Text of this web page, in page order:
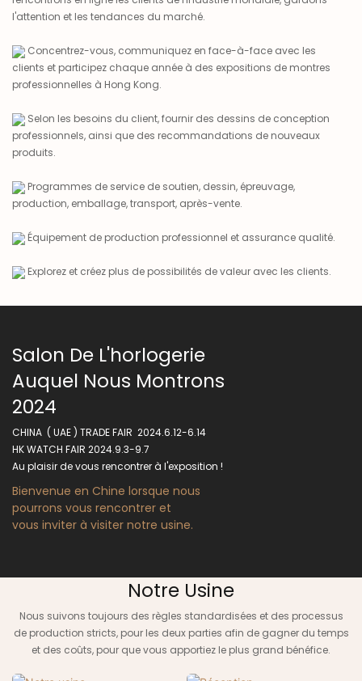
l'attention et les tendances du marché.
Concentrez-vous, communiquez en face-à-face avec les
clients et participez chaque année à des expositions de montres
professionnelles à Hong Kong.
Selon les besoins du client, fournir des dessins de conception
professionnels, ainsi que des recommandations de nouveaux
produits.
Programmes de service de soutien, dessin, épreuvage,
production, emballage, transport, après-vente.
Équipement de production professionnel et assurance qualité.
Explorez et créez plus de possibilités de valeur avec les clients.
Salon De L'horlogerie
Auquel Nous Montrons
2024
CHINA ( UAE ) TRADE FAIR 2024.6.12-6.14
HK WATCH FAIR 2024.9.3-9.7
Au plaisir de vous rencontrer à l'exposition !
Bienvenue en Chine lorsque nous
pourrons vous rencontrer et
vous inviter à visiter notre usine.
Notre Usine
Nous suivons toujours des règles standardisées et des processus
de production stricts, pour les deux parties afin de gagner du temps
et des coûts, pour que vous apportiez le plus grand bénéfice.